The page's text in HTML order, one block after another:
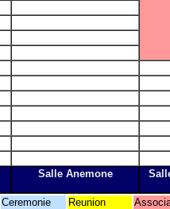
Salle Anemone
Ceremonie Reunion